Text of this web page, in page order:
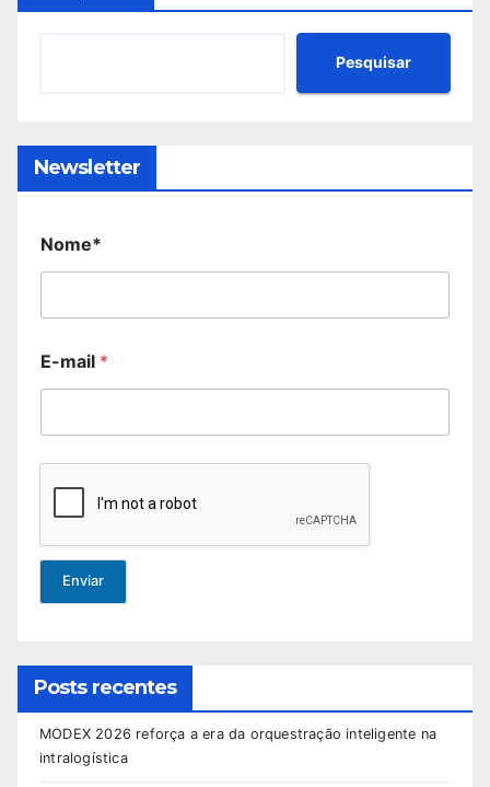
Pesquisar
Newsletter
Nome*
E-mail *
Enviar
Posts recentes
MODEX 2026 reforça a era da orquestração inteligente na
intralogística